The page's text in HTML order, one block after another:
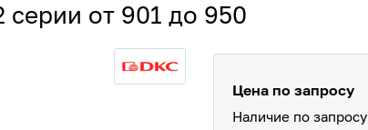
от 901 до 950
Цена по запросу
Наличие по запросу